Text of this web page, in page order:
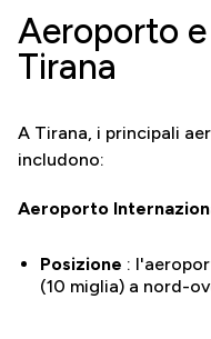
Aeroporto
Tirana
A Tirana, i principali
includono:
Aeroporto
Posizione :
(10 miglia) a nord-